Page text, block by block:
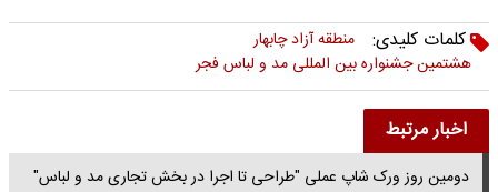
کلمات کلیدی:
منطقه آزاد چابهار
هشتمین جشنواره بین المللی مد و لباس فجر
اخبار مرتبط
دومین روز ورک شاپ عملی "طراحی تا اجرا در بخش تجاری مد و لباس"